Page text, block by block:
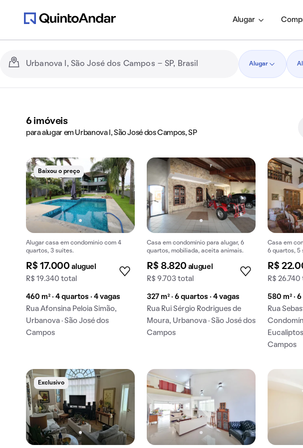
Alugar
Alugar
6 imóveis
para alugar em Urbanova I, São José dos Campos, SP
Baixou o preço
Alugar casa em condomínio com 4
quartos, 3 suítes.
R$ 17.000aluguel
R$ 19.340 total
460 m² · 4 quartos · 4 vagas
Rua Afonsina Peloia Simão,
Urbanova · São José dos
Campos
Casa em condomínio para alugar, 6
quartos, mobiliada, aceita animais.
R$ 8.820 aluguel
R$ 9.703 total
327 m² · 6 quartos · 4 vagas
Rua Rui Sérgio Rodrigues de
Moura, Urbanova · São José dos
Campos
Casa em
6 quartos, 5
R$
R$ 26.740
580 m² ·
Rua
Campos
Exclusivo